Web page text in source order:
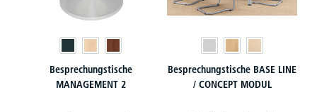
Besprechungstische
MANAGEMENT 2
Besprechungstische BASE LINE
/ CONCEPT MODUL